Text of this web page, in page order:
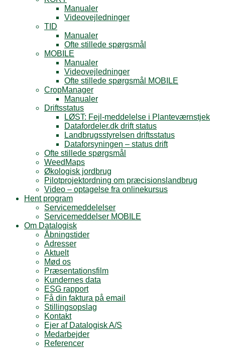
Manualer
Videovejledninger
TID
Manualer
Ofte stillede spørgsmål
MOBILE
Manualer
Videovejledninger
Ofte stillede spørgsmål MOBILE
CropManager
Manualer
Driftsstatus
LØST: Fejl-meddelelse i Planteværnstjek
Datafordeler.dk drift status
Landbrugsstyrelsen driftsstatus
Dataforsyningen – status drift
Ofte stillede spørgsmål
WeedMaps
Økologisk jordbrug
Pilotprojektordning om præcisionslandbrug
Video – optagelse fra onlinekursus
Hent program
Servicemeddelelser
Servicemeddelser MOBILE
Om Datalogisk
Åbningstider
Adresser
Aktuelt
Mød os
Præsentationsfilm
Kundernes data
ESG rapport
Få din faktura på email
Stillingsopslag
Kontakt
Ejer af Datalogisk A/S
Medarbejder
Referencer